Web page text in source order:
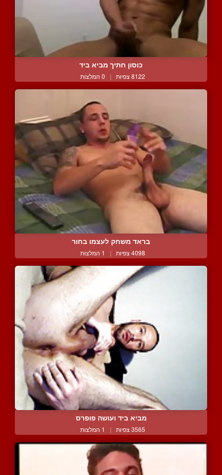
כוסון חתיך מביא ביד
8122 צפיות | 0 המלצות
בראד משחק לעצמו בחור
4098 צפיות | 1 המלצות
מביא ביד ועושה פופרס
3565 צפיות | 1 המלצות